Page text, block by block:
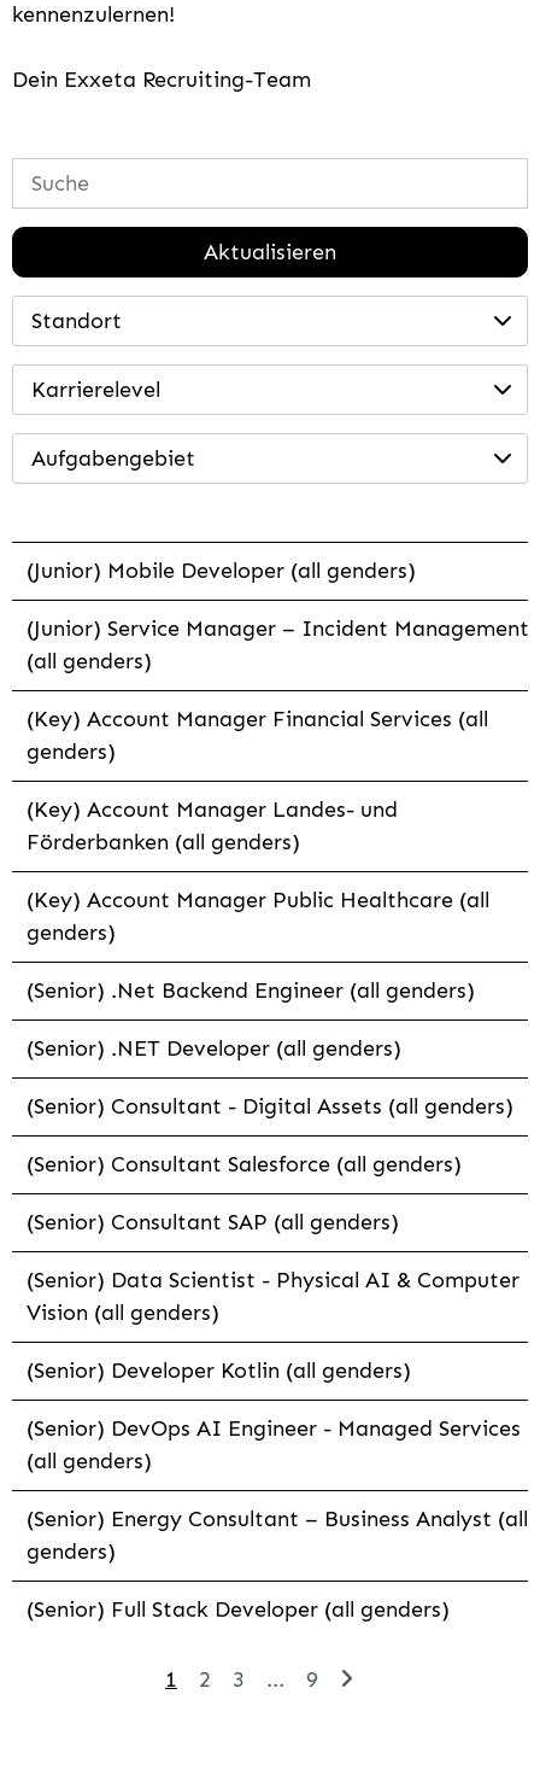
kennenzulernen!
Dein Exxeta Recruiting-Team
Aktualisieren
Standort
Karrierelevel
Aufgabengebiet
(Junior) Mobile Developer (all genders)
(Junior) Service Manager – Incident Management
(all genders)
(Key) Account Manager Financial Services (all
genders)
(Key) Account Manager Landes- und
Förderbanken (all genders)
(Key) Account Manager Public Healthcare (all
genders)
(Senior) .Net Backend Engineer (all genders)
(Senior) .NET Developer (all genders)
(Senior) Consultant - Digital Assets (all genders)
(Senior) Consultant Salesforce (all genders)
(Senior) Consultant SAP (all genders)
(Senior) Data Scientist - Physical AI & Computer
Vision (all genders)
(Senior) Developer Kotlin (all genders)
(Senior) DevOps AI Engineer - Managed Services
(all genders)
(Senior) Energy Consultant – Business Analyst (all
genders)
(Senior) Full Stack Developer (all genders)
1 2 3 ... 9